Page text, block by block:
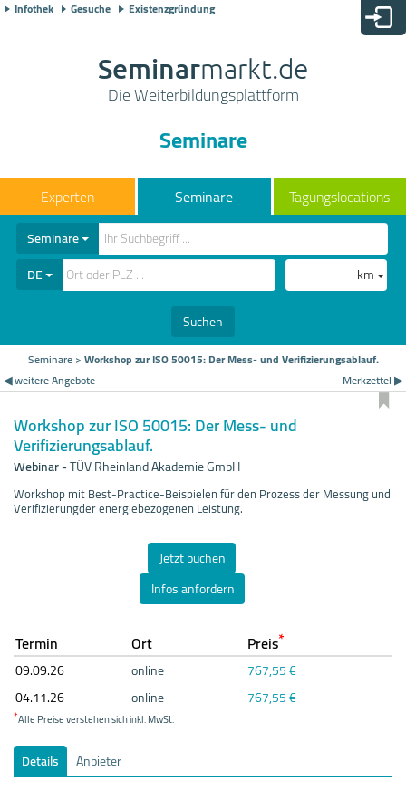
Infothek Gesuche Existenzgründung
Seminarmarkt.de
Die Weiterbildungsplattform
Seminare
Seminare Tagungslocations
Seminare
DE
km
Suchen
Seminare>Workshop zur ISO 50015: Der Mess- und Verifizierungsablauf.
◀ weitere Angebote
Merkzettel ▶
Workshop zur ISO 50015: Der Mess- und
Verifizierungsablauf.
Webinar-TÜV Rheinland Akademie GmbH
Workshop mit Best-Practice-Beispielen für den Prozess der Messung und
Verifizierungder energiebezogenen Leistung.
Jetzt buchen
Infos anfordern
Termin Ort Preis*
09.09.26 online
767,55 €
04.11.26 online 767,55 €
*Alle Preise verstehen sich inkl. MwSt.
Details
Anbieter